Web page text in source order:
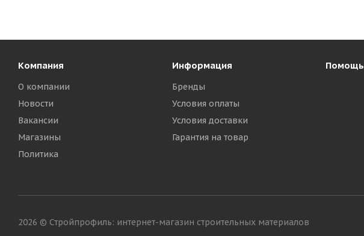
Компания
О компании
Новости
Вакансии
Магазины
Политика
Информация
Бренды
Условия оплаты
Условия доставки
Гарантия на товар
Помощь
2026 © Стройпрофиль: интернет-магазин строительных материалов